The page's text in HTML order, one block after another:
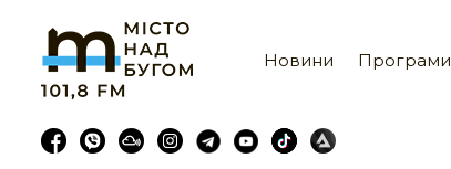
Новини Програми